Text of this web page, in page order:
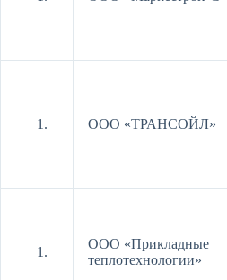
ООО «ТРАНСОЙЛ»
ООО «Прикладные
теплотехнологии»